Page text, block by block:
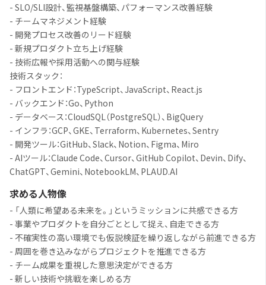
- SLO/SLI設計、監視基盤構築、パフォーマンス改善経験
- チームマネジメント経験
- 開発プロセス改善のリード経験
- 新規プロダクト立ち上げ経験
- 技術広報や採用活動への関与経験
技術スタック：
- フロントエンド：TypeScript、JavaScript、React.js
- バックエンド：Go、Python
- データベース：CloudSQL（PostgreSQL）、BigQuery
- インフラ：GCP、GKE、Terraform、Kubernetes、Sentry
- 開発ツール：GitHub、Slack、Notion、Figma、Miro
- AIツール：Claude Code、Cursor、GitHub Copilot、Devin、Dify、
ChatGPT、Gemini、NotebookLM、PLAUD.AI
求める人物像
- 「人類に希望ある未来を。」というミッションに共感できる方
- 事業やプロダクトを自分ごととして捉え、自走できる方
- 不確実性の高い環境でも仮説検証を繰り返しながら前進できる方
- 周囲を巻き込みながらプロジェクトを推進できる方
- チーム成果を重視した意思決定ができる方
- 新しい技術や挑戦を楽しめる方